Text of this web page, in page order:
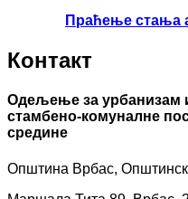
Праћење стања
Контакт
Одељење за урбанизам
стамбено-комуналне
средине
Општина Врбас,